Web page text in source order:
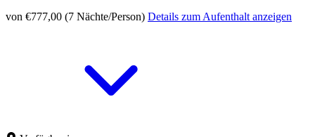
von €777,00 (7 Nächte/Person) Details zum Aufenthalt anzeigen